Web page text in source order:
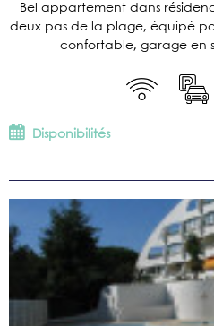
Bel appartement dans
deux pas de la plage, équipé
confortable, garage en
Disponibilités